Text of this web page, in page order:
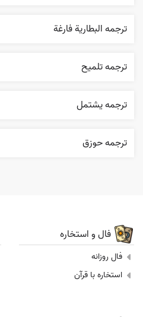
ترجمه البطارية فارغة
ترجمه تلميح
ترجمه يشتمل
ترجمه حوزق
فال و استخاره
فال روزانه
استخاره با قرآن